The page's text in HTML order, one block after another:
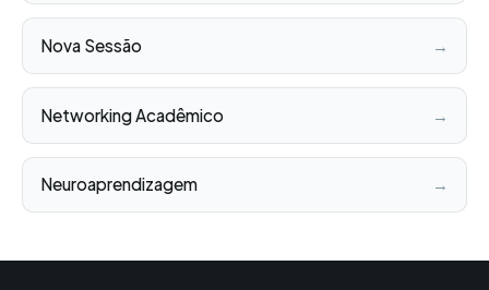
Nova Sessão →
Networking Acadêmico →
Neuroaprendizagem →